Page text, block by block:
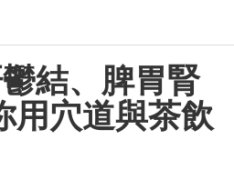
結、脾胃腎
用穴道與茶飲